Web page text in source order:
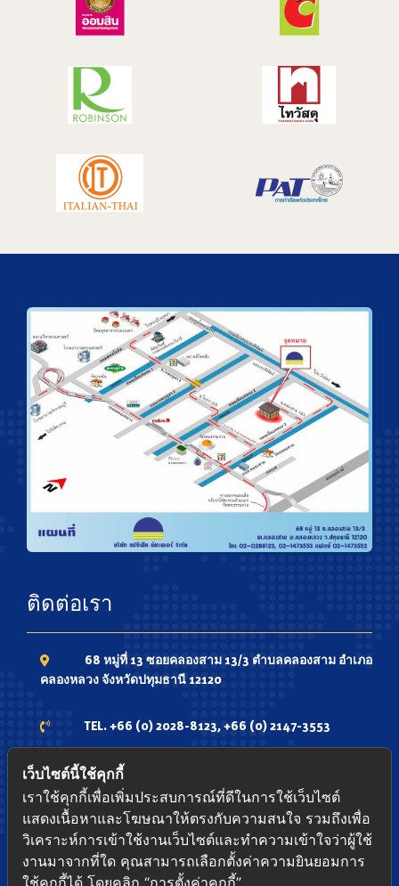
ติดต่อเรา
68 หมู่ที่ 13 ซอยคลองสาม 13/3 ตำบลคลองสาม อำเภอ
คลองหลวง จังหวัดปทุมธานี 12120
TEL. +66 (0) 2028-8123, +66 (0) 2147-3553
Phone. 081-7336735 ,081-9348339 ,084-
4337979
FAX. +66 (0) 2147-3552
เว็บไซต์นี้ใช้คุกกี้
เราใช้คุกกี้เพื่อเพิ่มประสบการณ์ที่ดีในการใช้เว็บไซต์
แสดงเนื้อหาและโฆษณาให้ตรงกับความสนใจ รวมถึงเพื่อ
วิเคราะห์การเข้าใช้งานเว็บไซต์และทำความเข้าใจว่าผู้ใช้
งานมาจากที่ใด คุณสามารถเลือกตั้งค่าความยินยอมการ
ใช้คุกกี้ได้ โดยคลิก “การตั้งค่าคุกกี้”